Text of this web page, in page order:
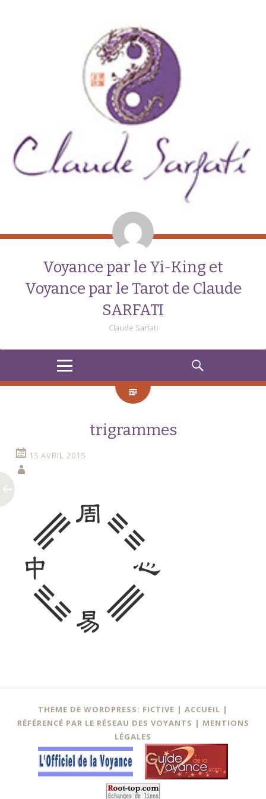
Voyance par le Yi-King et
Voyance par le Tarot de Claude
SARFATI
Claude Sarfati
RECHERCHE
trigrammes
15 AVRIL 2015
Navigation
des
articles
THEME DE WORDPRESS: FICTIVE | ACCUEIL |
RÉFÉRENCÉ PAR LE RÉSEAU DES VOYANTS | MENTIONS
LÉGALES